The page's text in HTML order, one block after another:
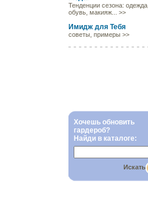
Тенденции сезона: одежда,
обувь, макияж... >>
Имидж для Тебя
советы, примеры >>
Хочешь обновить
гардероб?
Найди в каталоге:
Искать